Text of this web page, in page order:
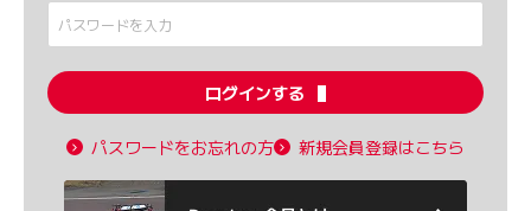
ログインする
パスワードをお忘れの方 新規会員登録はこちら